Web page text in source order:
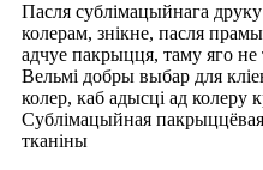
Пасля сублімацыйнага
колерам, знікне, пасля
адчуе пакрыцця, таму яго
Вельмі добры выбар для
колер, каб адысці ад колеру
Сублімацыйная
тканіны